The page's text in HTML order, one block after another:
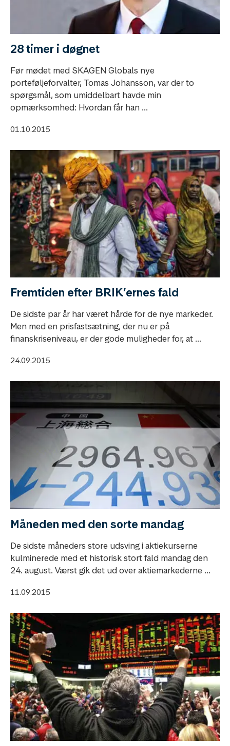
28 timer i døgnet
Før mødet med SKAGEN Globals nye
porteføljeforvalter, Tomas Johansson, var der to
spørgsmål, som umiddelbart havde min
opmærksomhed: Hvordan får han ...
01.10.2015
Fremtiden efter BRIK’ernes fald
De sidste par år har været hårde for de nye markeder.
Men med en prisfastsætning, der nu er på
finanskriseniveau, er der gode muligheder for, at ...
24.09.2015
Måneden med den sorte mandag
De sidste måneders store udsving i aktiekurserne
kulminerede med et historisk stort fald mandag den
24. august. Værst gik det ud over aktiemarkederne ...
11.09.2015